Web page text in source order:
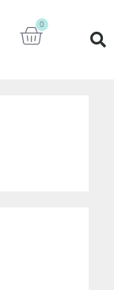
0